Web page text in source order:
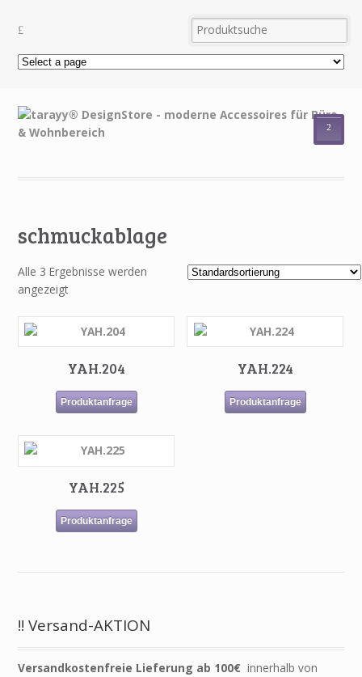
²
schmuckablage
Alle 3 Ergebnisse werden
angezeigt
YAH.204
Produktanfrage
YAH.224
Produktanfrage
YAH.225
Produktanfrage
!! Versand-AKTION
Versandkostenfreie Lieferung ab 100€ innerhalb von